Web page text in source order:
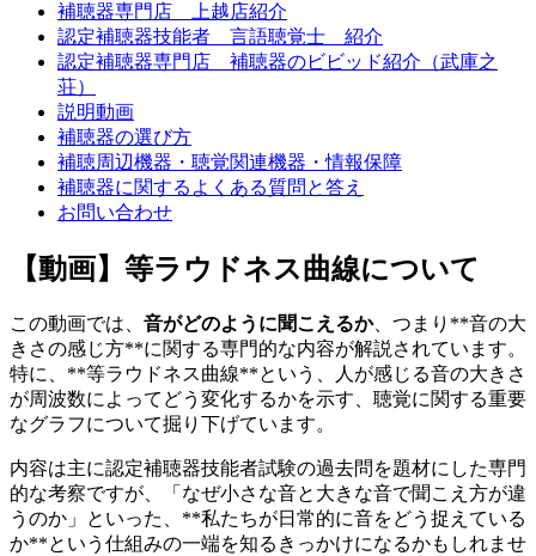
補聴器専門店 上越店紹介
認定補聴器技能者 言語聴覚士 紹介
認定補聴器専門店 補聴器のビビッド紹介（武庫之
荘）
説明動画
補聴器の選び方
補聴周辺機器・聴覚関連機器・情報保障
補聴器に関するよくある質問と答え
お問い合わせ
【動画】等ラウドネス曲線について
この動画では、 音がどのように聞こえるか、つまり**音の大
きさの感じ方**に関する専門的な内容が解説されています。
特に、**等ラウドネス曲線**という、人が感じる音の大きさ
が周波数によってどう変化するかを示す、聴覚に関する重要
なグラフについて掘り下げています。
内容は主に認定補聴器技能者試験の過去問を題材にした専門
的な考察ですが、「なぜ小さな音と大きな音で聞こえ方が違
うのか」といった、**私たちが日常的に音をどう捉えている
か**という仕組みの一端を知るきっかけになるかもしれませ